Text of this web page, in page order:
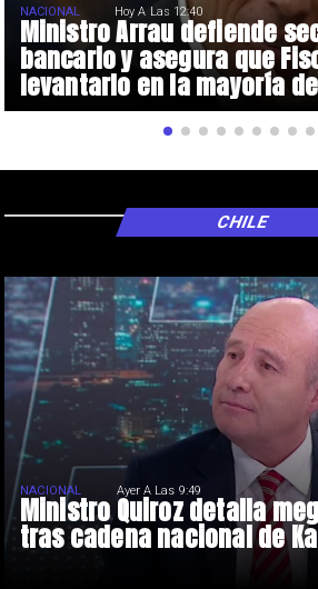
Ministro Arrau defiende
bancario y asegura que
levantarlo en la mayoría
NACIONAL Hoy A Las 12:40
Ministro Quiroz detalla
tras cadena nacional de
NACIONAL Ayer A Las 9:49
CHILE